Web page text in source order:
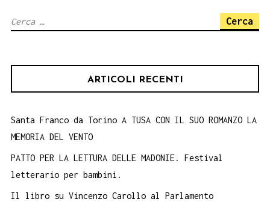
Ricerca
ARTICOLI RECENTI
Santa Franco da Torino A TUSA CON IL SUO ROMANZO LA
MEMORIA DEL VENTO
PATTO PER LA LETTURA DELLE MADONIE. Festival
letterario per bambini.
Il libro su Vincenzo Carollo al Parlamento